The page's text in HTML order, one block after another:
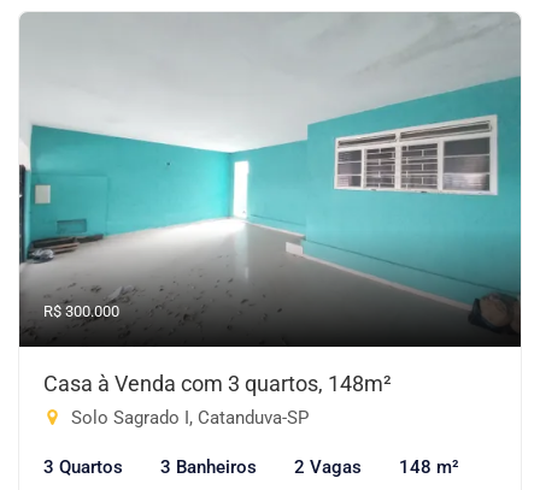
R$ 300.000
Casa à Venda com 3 quartos, 148m²
Solo Sagrado I, Catanduva-SP
3 Quartos 3 Banheiros 2 Vagas 148 m²